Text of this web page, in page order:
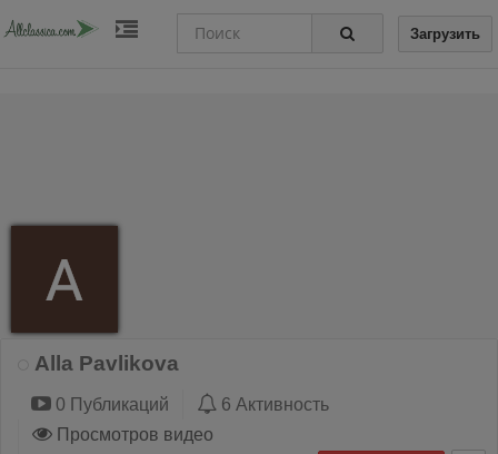
Загрузить
Alla Pavlikova
0 Публикаций
6 Активность
Просмотров видео